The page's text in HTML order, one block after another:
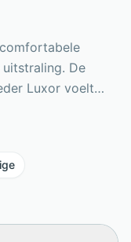
De
Luxor voelt
met
diners. De
kracht, terwijl
op de rug schuif je